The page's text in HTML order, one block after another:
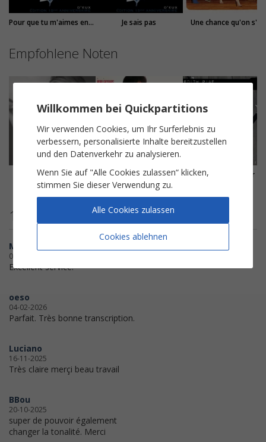
Pour que tu m'aimes encore Je sais pas Une chance qu'on s'a
Empfohlene Noten
Et je l'appelle encore
Véronique Sanson
Famille
Jean-Jacques Goldman
Hymne à l'amour
11 bewertungen
MusiqueVie
04-07-2026
Excellent service.
oeso
04-02-2026
Parfait. Très bonne transcription.
Luciano
16-11-2025
Très claire merçi beau travail
BBou
20-10-2025
super de pouvoir également
changer la tonalité. Merci
Willkommen bei Quickpartitions
Wir verwenden Cookies, um Ihr Surferlebnis zu
verbessern, personalisierte Inhalte bereitzustellen
und den Datenverkehr zu analysieren.
Wenn Sie auf "Alle Cookies zulassen“ klicken,
stimmen Sie dieser Verwendung zu.
Cookies ablehnen
Alle Cookies zulassen